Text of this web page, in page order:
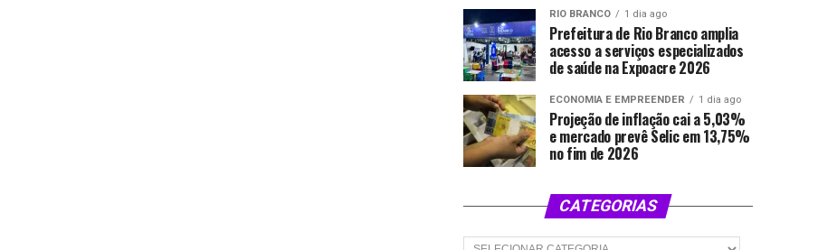
RIO BRANCO 1 dia ago
Prefeitura de Rio Branco amplia
acesso a serviços especializados
de saúde na Expoacre 2026
ECONOMIA E EMPREENDER 1 dia ago
Projeção de inflação cai a 5,03%
e mercado prevê Selic em 13,75%
no fim de 2026
CATEGORIAS
Categorias